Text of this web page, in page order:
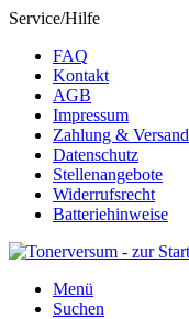
Service/Hilfe
FAQ
Kontakt
AGB
Impressum
Zahlung & Versand
Datenschutz
Stellenangebote
Widerrufsrecht
Batteriehinweise
Menü
Suchen